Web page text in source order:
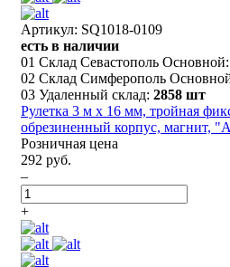
Артикул: SQ1018-0109
есть в наличии
01 Склад Севастополь Основной:
02 Склад Симферополь
03 Удаленный склад: 2858 шт
Рулетка 3 м х 16 мм, тройная
обрезиненный корпус, магнит,
Розничная цена
292 руб.
–
+